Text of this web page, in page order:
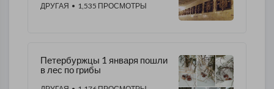
станции
ДРУГАЯ • 1,535 ПРОСМОТРЫ
Петербуржцы 1 января пошли
в лес по грибы